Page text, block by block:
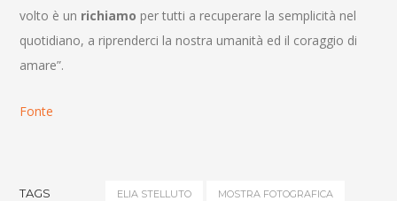
volto è un richiamo per tutti a recuperare la semplicità nel
quotidiano, a riprenderci la nostra umanità ed il coraggio di
amare”.
Fonte
TAGS ELIA STELLUTO MOSTRA FOTOGRAFICA